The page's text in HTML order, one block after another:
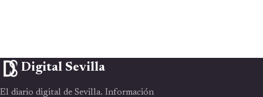
Digital Sevilla
El diario digital de Sevilla. Información